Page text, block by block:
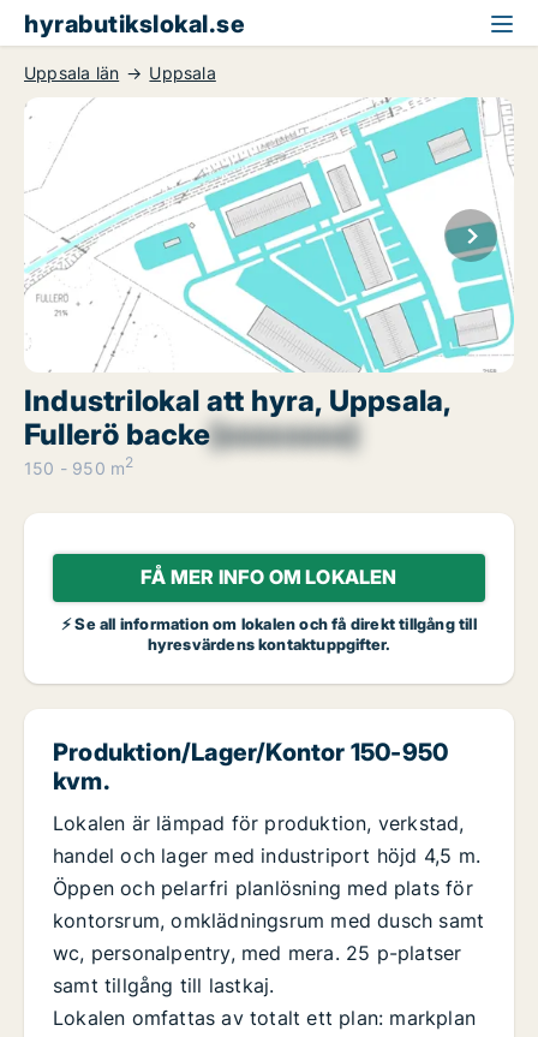
hyrabutikslokal.se
Uppsala län Uppsala
Industrilokal att hyra, Uppsala,
Fullerö backe[xxxxxxxx]
150 - 950 m2
FÅ MER INFO OM LOKALEN
⚡ Se all information om lokalen och få direkt tillgång till
hyresvärdens kontaktuppgifter.
Produktion/Lager/Kontor 150-950
kvm.
Lokalen är lämpad för produktion, verkstad,
handel och lager med industriport höjd 4,5 m.
Öppen och pelarfri planlösning med plats för
kontorsrum, omklädningsrum med dusch samt
wc, personalpentry, med mera. 25 p-platser
samt tillgång till lastkaj.
Lokalen omfattas av totalt ett plan: markplan